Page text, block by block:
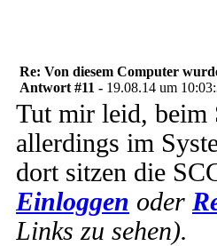
Re: Von diesem Computer
Antwort #11 - 19.08.14 um
Tut mir leid, beim
allerdings im
dort sitzen die
Einloggen oder
Links zu sehen).